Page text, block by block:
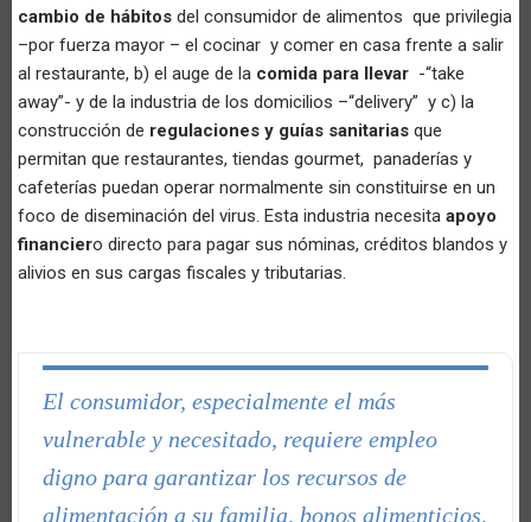
cambio de hábitos del consumidor de alimentos que privilegia
–por fuerza mayor – el cocinar y comer en casa frente a salir
al restaurante, b) el auge de la comida para llevar -“take
away”- y de la industria de los domicilios –“delivery” y c) la
construcción de regulaciones y guías sanitarias que
permitan que restaurantes, tiendas gourmet, panaderías y
cafeterías puedan operar normalmente sin constituirse en un
foco de diseminación del virus. Esta industria necesita apoyo
financiero directo para pagar sus nóminas, créditos blandos y
alivios en sus cargas fiscales y tributarias.
El consumidor, especialmente el más
vulnerable y necesitado, requiere empleo
digno para garantizar los recursos de
alimentación a su familia, bonos alimenticios,